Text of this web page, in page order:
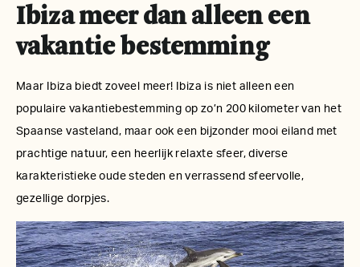
Ibiza meer dan alleen een
vakantie bestemming
Maar Ibiza biedt zoveel meer! Ibiza is niet alleen een
populaire vakantiebestemming op zo’n 200 kilometer van het
Spaanse vasteland, maar ook een bijzonder mooi eiland met
prachtige natuur, een heerlijk relaxte sfeer, diverse
karakteristieke oude steden en verrassend sfeervolle,
gezellige dorpjes.